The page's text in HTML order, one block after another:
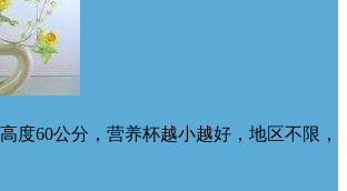
度60公分，营养杯越小越好，地区不限，